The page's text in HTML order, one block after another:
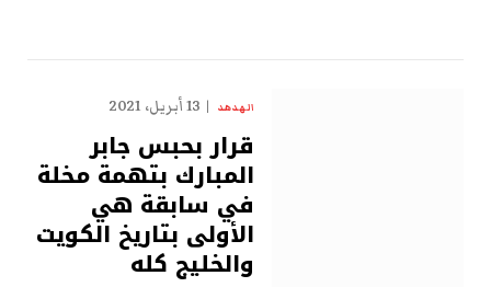
الهدهد 13 أبريل، 2021
قرار بحبس جابر
المبارك بتهمة مخلة
في سابقة هي
الأولى بتاريخ الكويت
والخليج كله